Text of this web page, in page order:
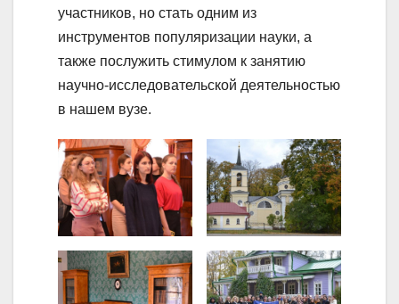
участников, но стать одним из
инструментов популяризации науки, а
также послужить стимулом к занятию
научно-исследовательской деятельностью
в нашем вузе.